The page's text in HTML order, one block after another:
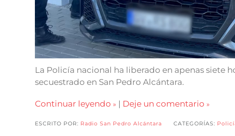
La Policía nacional ha liberado en apenas siete
secuestrado en San Pedro Alcántara.
Continuar leyendo | Deje un comentario
ESCRITO POR: Radio San Pedro Alcántara CATEGORÍAS: